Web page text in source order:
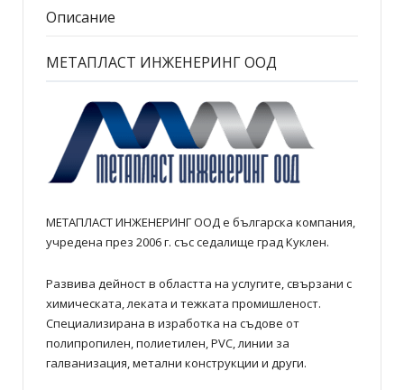
Описание
МЕТАПЛАСТ ИНЖЕНЕРИНГ ООД
МЕТАПЛАСТ ИНЖЕНЕРИНГ ООД e българска компания,
учредена през 2006 г. със седалище град Куклен.
Развива дейност в областта на услугите, свързани с
химическата, леката и тежката промишленост.
Специализирана в изработка на съдове от
полипропилен, полиетилен, PVC, линии за
галванизация, метални конструкции и други.